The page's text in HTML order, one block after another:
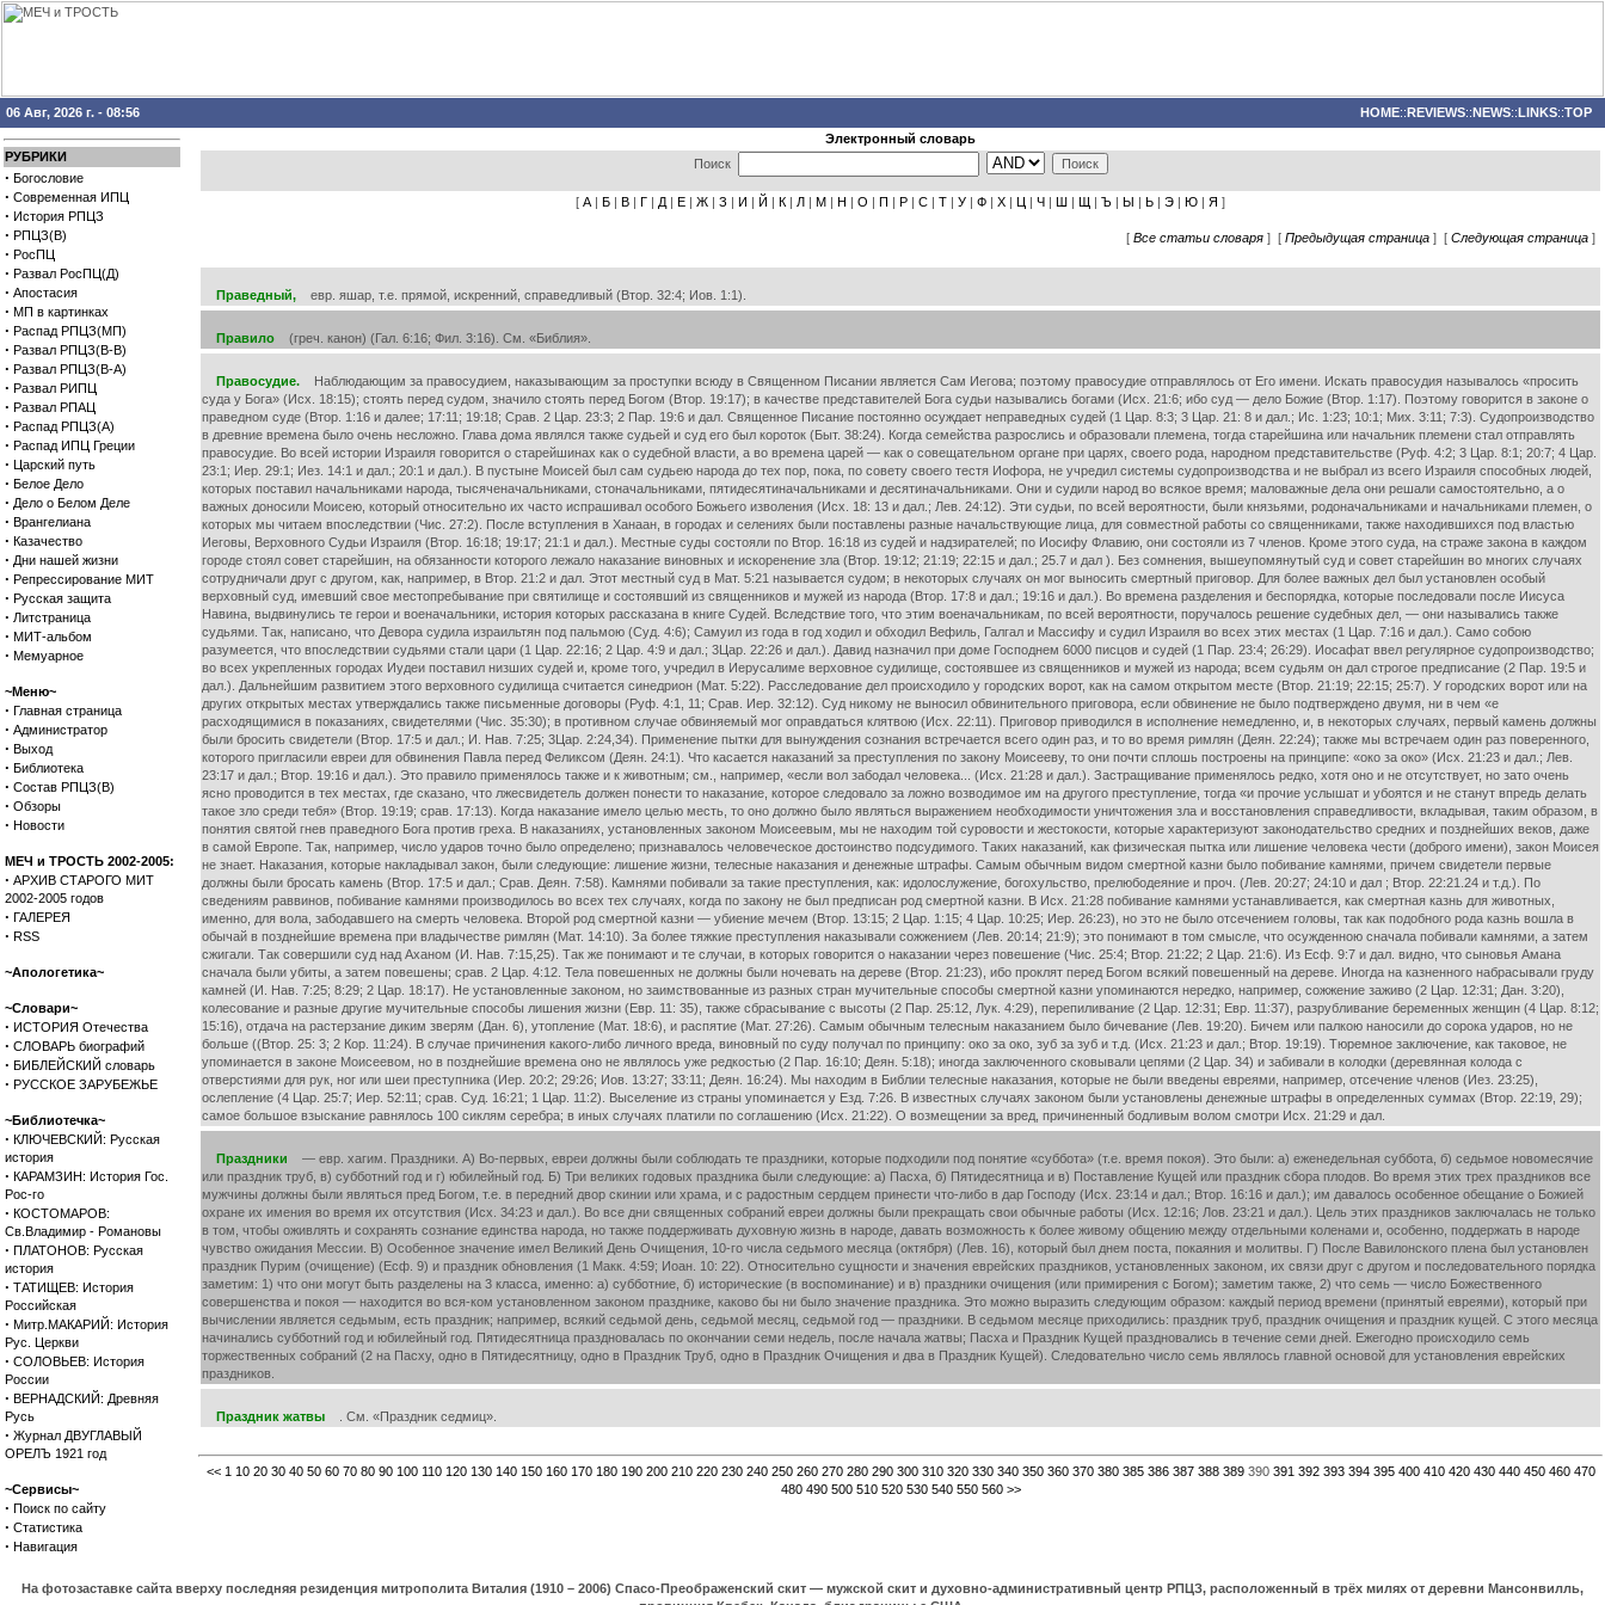
06 Авг, 2026 г. - 08:56 HOME::REVIEWS::NEWS::LINKS::TOP
РУБРИКИ
· Богословие
· Современная ИПЦ
· История РПЦЗ
· РПЦЗ(В)
· РосПЦ
· Развал РосПЦ(Д)
· Апостасия
· МП в картинках
· Распад РПЦЗ(МП)
· Развал РПЦЗ(В-В)
· Развал РПЦЗ(В-А)
· Развал РИПЦ
· Развал РПАЦ
· Распад РПЦЗ(А)
· Распад ИПЦ Греции
· Царский путь
· Белое Дело
· Дело о Белом Деле
· Врангелиана
· Казачество
· Дни нашей жизни
· Репрессирование МИТ
· Русская защита
· Литстраница
· МИТ-альбом
· Мемуарное
~Меню~
· Главная страница
· Администратор
· Выход
· Библиотека
· Состав РПЦЗ(В)
· Обзоры
· Новости
МЕЧ и ТРОСТЬ 2002-2005:
· АРХИВ СТАРОГО МИТ
2002-2005 годов
· ГАЛЕРЕЯ
· RSS
~Апологетика~
~Словари~
· ИСТОРИЯ Отечества
· СЛОВАРЬ биографий
· БИБЛЕЙСКИЙ словарь
· РУССКОЕ ЗАРУБЕЖЬЕ
~Библиотечка~
· КЛЮЧЕВСКИЙ: Русская
история
· КАРАМЗИН: История Гос.
Рос-го
· КОСТОМАРОВ:
Св.Владимир - Романовы
· ПЛАТОНОВ: Русская
история
· ТАТИЩЕВ: История
Российская
· Митр.МАКАРИЙ: История
Рус. Церкви
· СОЛОВЬЕВ: История
России
· ВЕРНАДСКИЙ: Древняя
Русь
· Журнал ДВУГЛАВЫЙ
ОРЕЛЪ 1921 год
~Сервисы~
· Поиск по сайту
· Статистика
· Навигация
Электронный словарь
Поиск
[ А | Б | В | Г | Д | Е | Ж | З | И | Й | К | Л | М | Н | О | П | Р | С | Т | У | Ф | Х | Ц | Ч | Ш | Щ | Ъ | Ы | Ь | Э | Ю | Я ]
[ Все статьи словаря ] [ Предыдущая страница ] [ Следующая страница ]
Праведный, евр. яшар, т.е. прямой, искренний, справедливый (Втор. 32:4; Иов. 1:1).
Правило (греч. канон) (Гал. 6:16; Фил. 3:16). См. «Библия».
Правосудие. Наблюдающим за правосудием, наказывающим за проступки всюду в Священном Писании является Сам Иегова; поэтому правосудие отправлялось от Его имени. Искать правосудия называлось «просить
суда у Бога» (Исх. 18:15); стоять перед судом, значило стоять перед Богом (Втор. 19:17); в качестве представителей Бога судьи назывались богами (Исх. 21:6; ибо суд — дело Божие (Втор. 1:17). Поэтому говорится в законе о
праведном суде (Втор. 1:16 и далее; 17:11; 19:18; Срав. 2 Цар. 23:3; 2 Пар. 19:6 и дал. Священное Писание постоянно осуждает неправедных судей (1 Цар. 8:3; 3 Цар. 21: 8 и дал.; Ис. 1:23; 10:1; Мих. 3:11; 7:3). Судопроизводство
в древние времена было очень несложно. Глава дома являлся также судьей и суд его был короток (Быт. 38:24). Когда семейства разрослись и образовали племена, тогда старейшина или начальник племени стал отправлять
правосудие. Во всей истории Израиля говорится о старейшинах как о судебной власти, а во времена царей — как о совещательном органе при царях, своего рода, народном представительстве (Руф. 4:2; 3 Цар. 8:1; 20:7; 4 Цар.
23:1; Иер. 29:1; Иез. 14:1 и дал.; 20:1 и дал.). В пустыне Моисей был сам судьею народа до тех пор, пока, по совету своего тестя Иофора, не учредил системы судопроизводства и не выбрал из всего Израиля способных людей,
которых поставил начальниками народа, тысяченачальниками, стоначальниками, пятидесятиначальниками и десятиначальниками. Они и судили народ во всякое время; маловажные дела они решали самостоятельно, а о
важных доносили Моисею, который относительно их часто испрашивал особого Божьего изволения (Исх. 18: 13 и дал.; Лев. 24:12). Эти судьи, по всей вероятности, были князьями, родоначальниками и начальниками племен, о
которых мы читаем впоследствии (Чис. 27:2). После вступления в Ханаан, в городах и селениях были поставлены разные начальствующие лица, для совместной работы со священниками, также находившихся под властью
Иеговы, Верховного Судьи Израиля (Втор. 16:18; 19:17; 21:1 и дал.). Местные суды состояли по Втор. 16:18 из судей и надзирателей; по Иосифу Флавию, они состояли из 7 членов. Кроме этого суда, на страже закона в каждом
городе стоял совет старейшин, на обязанности которого лежало наказание виновных и искоренение зла (Втор. 19:12; 21:19; 22:15 и дал.; 25.7 и дал ). Без сомнения, вышеупомянутый суд и совет старейшин во многих случаях
сотрудничали друг с другом, как, например, в Втор. 21:2 и дал. Этот местный суд в Мат. 5:21 называется судом; в некоторых случаях он мог выносить смертный приговор. Для более важных дел был установлен особый
верховный суд, имевший свое местопребывание при святилище и состоявший из священников и мужей из народа (Втор. 17:8 и дал.; 19:16 и дал.). Во времена разделения и беспорядка, которые последовали после Иисуса
Навина, выдвинулись те герои и военачальники, история которых рассказана в книге Судей. Вследствие того, что этим военачальникам, по всей вероятности, поручалось решение судебных дел, — они назывались также
судьями. Так, написано, что Девора судила израильтян под пальмою (Суд. 4:6); Самуил из года в год ходил и обходил Вефиль, Галгал и Массифу и судил Израиля во всех этих местах (1 Цар. 7:16 и дал.). Само собою
разумеется, что впоследствии судьями стали цари (1 Цар. 22:16; 2 Цар. 4:9 и дал.; 3Цар. 22:26 и дал.). Давид назначил при доме Господнем 6000 писцов и судей (1 Пар. 23:4; 26:29). Иосафат ввел регулярное судопроизводство;
во всех укрепленных городах Иудеи поставил низших судей и, кроме того, учредил в Иерусалиме верховное судилище, состоявшее из священников и мужей из народа; всем судьям он дал строгое предписание (2 Пар. 19:5 и
дал.). Дальнейшим развитием этого верховного судилища считается синедрион (Мат. 5:22). Расследование дел происходило у городских ворот, как на самом открытом месте (Втор. 21:19; 22:15; 25:7). У городских ворот или на
других открытых местах утверждались также письменные договоры (Руф. 4:1, 11; Срав. Иер. 32:12). Суд никому не выносил обвинительного приговора, если обвинение не было подтверждено двумя, ни в чем «е
расходящимися в показаниях, свидетелями (Чис. 35:30); в противном случае обвиняемый мог оправдаться клятвою (Исх. 22:11). Приговор приводился в исполнение немедленно, и, в некоторых случаях, первый камень должны
были бросить свидетели (Втор. 17:5 и дал.; И. Нав. 7:25; 3Цар. 2:24,34). Применение пытки для вынуждения сознания встречается всего один раз, и то во время римлян (Деян. 22:24); также мы встречаем один раз поверенного,
которого пригласили евреи для обвинения Павла перед Феликсом (Деян. 24:1). Что касается наказаний за преступления по закону Моисееву, то они почти сплошь построены на принципе: «око за око» (Исх. 21:23 и дал.; Лев.
23:17 и дал.; Втор. 19:16 и дал.). Это правило применялось также и к животным; см., например, «если вол забодал человека... (Исх. 21:28 и дал.). Застращивание применялось редко, хотя оно и не отсутствует, но зато очень
ясно проводится в тех местах, где сказано, что лжесвидетель должен понести то наказание, которое следовало за ложно возводимое им на другого преступление, тогда «и прочие услышат и убоятся и не станут впредь делать
такое зло среди тебя» (Втор. 19:19; срав. 17:13). Когда наказание имело целью месть, то оно должно было являться выражением необходимости уничтожения зла и восстановления справедливости, вкладывая, таким образом, в
понятия святой гнев праведного Бога против греха. В наказаниях, установленных законом Моисеевым, мы не находим той суровости и жестокости, которые характеризуют законодательство средних и позднейших веков, даже
в самой Европе. Так, например, число ударов точно было определено; признавалось человеческое достоинство подсудимого. Таких наказаний, как физическая пытка или лишение человека чести (доброго имени), закон Моисея
не знает. Наказания, которые накладывал закон, были следующие: лишение жизни, телесные наказания и денежные штрафы. Самым обычным видом смертной казни было побивание камнями, причем свидетели первые
должны были бросать камень (Втор. 17:5 и дал.; Срав. Деян. 7:58). Камнями побивали за такие преступления, как: идолослужение, богохульство, прелюбодеяние и проч. (Лев. 20:27; 24:10 и дал ; Втор. 22:21.24 и т.д.). По
сведениям раввинов, побивание камнями производилось во всех тех случаях, когда по закону не был предписан род смертной казни. В Исх. 21:28 побивание камнями устанавливается, как смертная казнь для животных,
именно, для вола, забодавшего на смерть человека. Второй род смертной казни — убиение мечем (Втор. 13:15; 2 Цар. 1:15; 4 Цар. 10:25; Иер. 26:23), но это не было отсечением головы, так как подобного рода казнь вошла в
обычай в позднейшие времена при владычестве римлян (Мат. 14:10). За более тяжкие преступления наказывали сожжением (Лев. 20:14; 21:9); это понимают в том смысле, что осужденною сначала побивали камнями, а затем
сжигали. Так совершили суд над Аханом (И. Нав. 7:15,25). Так же понимают и те случаи, в которых говорится о наказании через повешение (Чис. 25:4; Втор. 21:22; 2 Цар. 21:6). Из Есф. 9:7 и дал. видно, что сыновья Амана
сначала были убиты, а затем повешены; срав. 2 Цар. 4:12. Тела повешенных не должны были ночевать на дереве (Втор. 21:23), ибо проклят перед Богом всякий повешенный на дереве. Иногда на казненного набрасывали груду
камней (И. Нав. 7:25; 8:29; 2 Цар. 18:17). Не установленные законом, но заимствованные из разных стран мучительные способы смертной казни упоминаются нередко, например, сожжение заживо (2 Цар. 12:31; Дан. 3:20),
колесование и разные другие мучительные способы лишения жизни (Евр. 11: 35), также сбрасывание с высоты (2 Пар. 25:12, Лук. 4:29), перепиливание (2 Цар. 12:31; Евр. 11:37), разрубливание беременных женщин (4 Цар. 8:12;
15:16), отдача на растерзание диким зверям (Дан. 6), утопление (Мат. 18:6), и распятие (Мат. 27:26). Самым обычным телесным наказанием было бичевание (Лев. 19:20). Бичем или палкою наносили до сорока ударов, но не
больше ((Втор. 25: 3; 2 Кор. 11:24). В случае причинения какого-либо личного вреда, виновный по суду получал по принципу: око за око, зуб за зуб и т.д. (Исх. 21:23 и дал.; Втор. 19:19). Тюремное заключение, как таковое, не
упоминается в законе Моисеевом, но в позднейшие времена оно не являлось уже редкостью (2 Пар. 16:10; Деян. 5:18); иногда заключенного сковывали цепями (2 Цар. 34) и забивали в колодки (деревянная колода с
отверстиями для рук, ног или шеи преступника (Иер. 20:2; 29:26; Иов. 13:27; 33:11; Деян. 16:24). Мы находим в Библии телесные наказания, которые не были введены евреями, например, отсечение членов (Иез. 23:25),
ослепление (4 Цар. 25:7; Иер. 52:11; срав. Суд. 16:21; 1 Цар. 11:2). Выселение из страны упоминается у Езд. 7:26. В известных случаях законом были установлены денежные штрафы в определенных суммах (Втор. 22:19, 29);
самое большое взыскание равнялось 100 сиклям серебра; в иных случаях платили по соглашению (Исх. 21:22). О возмещении за вред, причиненный бодливым волом смотри Исх. 21:29 и дал.
Праздники — евр. хагим. Праздники. А) Во-первых, евреи должны были соблюдать те праздники, которые подходили под понятие «суббота» (т.е. время покоя). Это были: а) еженедельная суббота, б) седьмое новомесячие
или праздник труб, в) субботний год и г) юбилейный год. Б) Три великих годовых праздника были следующие: а) Пасха, б) Пятидесятница и в) Поставление Кущей или праздник сбора плодов. Во время этих трех праздников все
мужчины должны были являться пред Богом, т.е. в передний двор скинии или храма, и с радостным сердцем принести что-либо в дар Господу (Исх. 23:14 и дал.; Втор. 16:16 и дал.); им давалось особенное обещание о Божией
охране их имения во время их отсутствия (Исх. 34:23 и дал.). Во все дни священных собраний евреи должны были прекращать свои обычные работы (Исх. 12:16; Лов. 23:21 и дал.). Цель этих праздников заключалась не только
в том, чтобы оживлять и сохранять сознание единства народа, но также поддерживать духовную жизнь в народе, давать возможность к более живому общению между отдельными коленами и, особенно, поддержать в народе
чувство ожидания Мессии. В) Особенное значение имел Великий День Очищения, 10-го числа седьмого месяца (октября) (Лев. 16), который был днем поста, покаяния и молитвы. Г) После Вавилонского плена был установлен
праздник Пурим (очищение) (Есф. 9) и праздник обновления (1 Макк. 4:59; Иоан. 10: 22). Относительно сущности и значения еврейских праздников, установленных законом, их связи друг с другом и последовательного порядка
заметим: 1) что они могут быть разделены на 3 класса, именно: а) субботние, б) исторические (в воспоминание) и в) праздники очищения (или примирения с Богом); заметим также, 2) что семь — число Божественного
совершенства и покоя — находится во вся-ком установленном законом празднике, каково бы ни было значение праздника. Это можно выразить следующим образом: каждый период времени (принятый евреями), который при
вычислении является седьмым, есть праздник; например, всякий седьмой день, седьмой месяц, седьмой год — праздники. В седьмом месяце приходились: праздник труб, праздник очищения и праздник кущей. С этого месяца
начинались субботний год и юбилейный год. Пятидесятница праздновалась по окончании семи недель, после начала жатвы; Пасха и Праздник Кущей праздновались в течение семи дней. Ежегодно происходило семь
торжественных собраний (2 на Пасху, одно в Пятидесятницу, одно в Праздник Труб, одно в Праздник Очищения и два в Праздник Кущей). Следовательно число семь являлось главной основой для установления еврейских
праздников.
Праздник жатвы . См. «Праздник седмиц».
<< 1 10 20 30 40 50 60 70 80 90 100 110 120 130 140 150 160 170 180 190 200 210 220 230 240 250 260 270 280 290 300 310 320 330 340 350 360 370 380 385 386 387 388 389390 391 392 393 394 395 400 410 420 430 440 450 460 470
480 490 500 510 520 530 540 550 560 >>
На фотозаставке сайта вверху последняя резиденция митрополита Виталия (1910 – 2006) Спасо-Преображенский скит — мужской скит и духовно-административный центр РПЦЗ, расположенный в трёх милях от деревни Мансонвилль,